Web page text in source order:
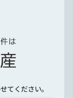
てください。